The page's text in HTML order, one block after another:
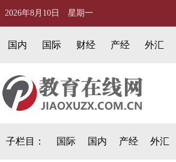
2026年8月10日 星期一
国内 国际 财经 产经 外汇
子栏目： 国际 国内 产经 外汇